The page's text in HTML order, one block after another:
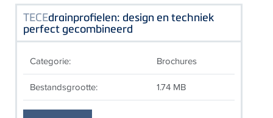
TECEdrainprofielen: design en techniek
perfect gecombineerd
Categorie: Brochures
Bestandsgrootte: 1.74 MB